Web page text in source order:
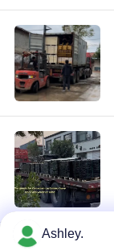
Ashley.